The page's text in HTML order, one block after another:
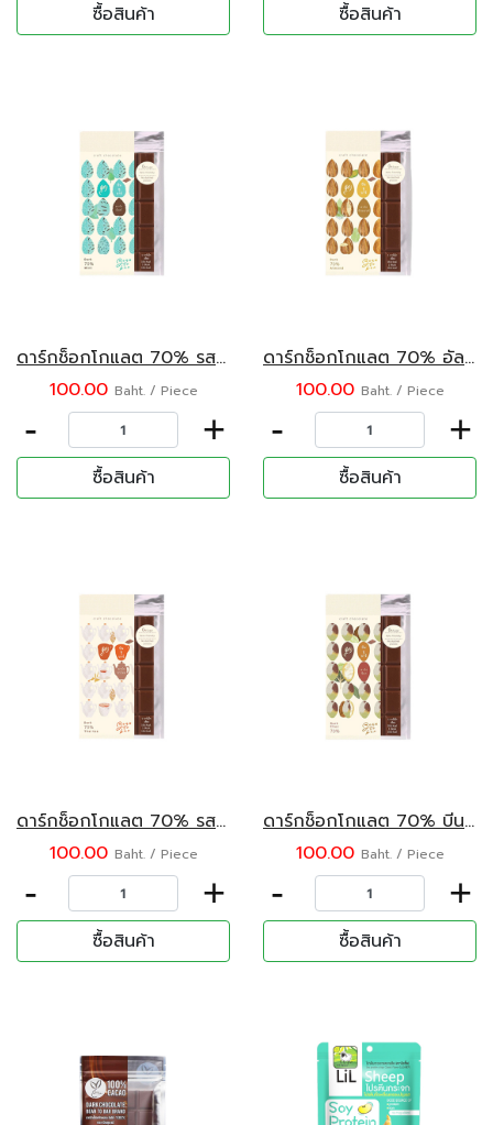
ซื้อสินค้า ซื้อสินค้า
ดาร์กช็อกโกแลต 70% รสมิ้นท์ บีนทูบาร์ 45 กรัม
100.00 Baht. / Piece
- +
ซื้อสินค้า
ดาร์กช็อกโกแลต 70% อัลมอนด์ บีนทูบาร์ 45 กรัม
100.00 Baht. / Piece
- +
ซื้อสินค้า
ดาร์กช็อกโกแลต 70% รสชาไทย บีนทูบาร์ 45 กรัม
100.00 Baht. / Piece
- +
ซื้อสินค้า
ดาร์กช็อกโกแลต 70% บีนทูบาร์ 45 กรัม
100.00 Baht. / Piece
- +
ซื้อสินค้า